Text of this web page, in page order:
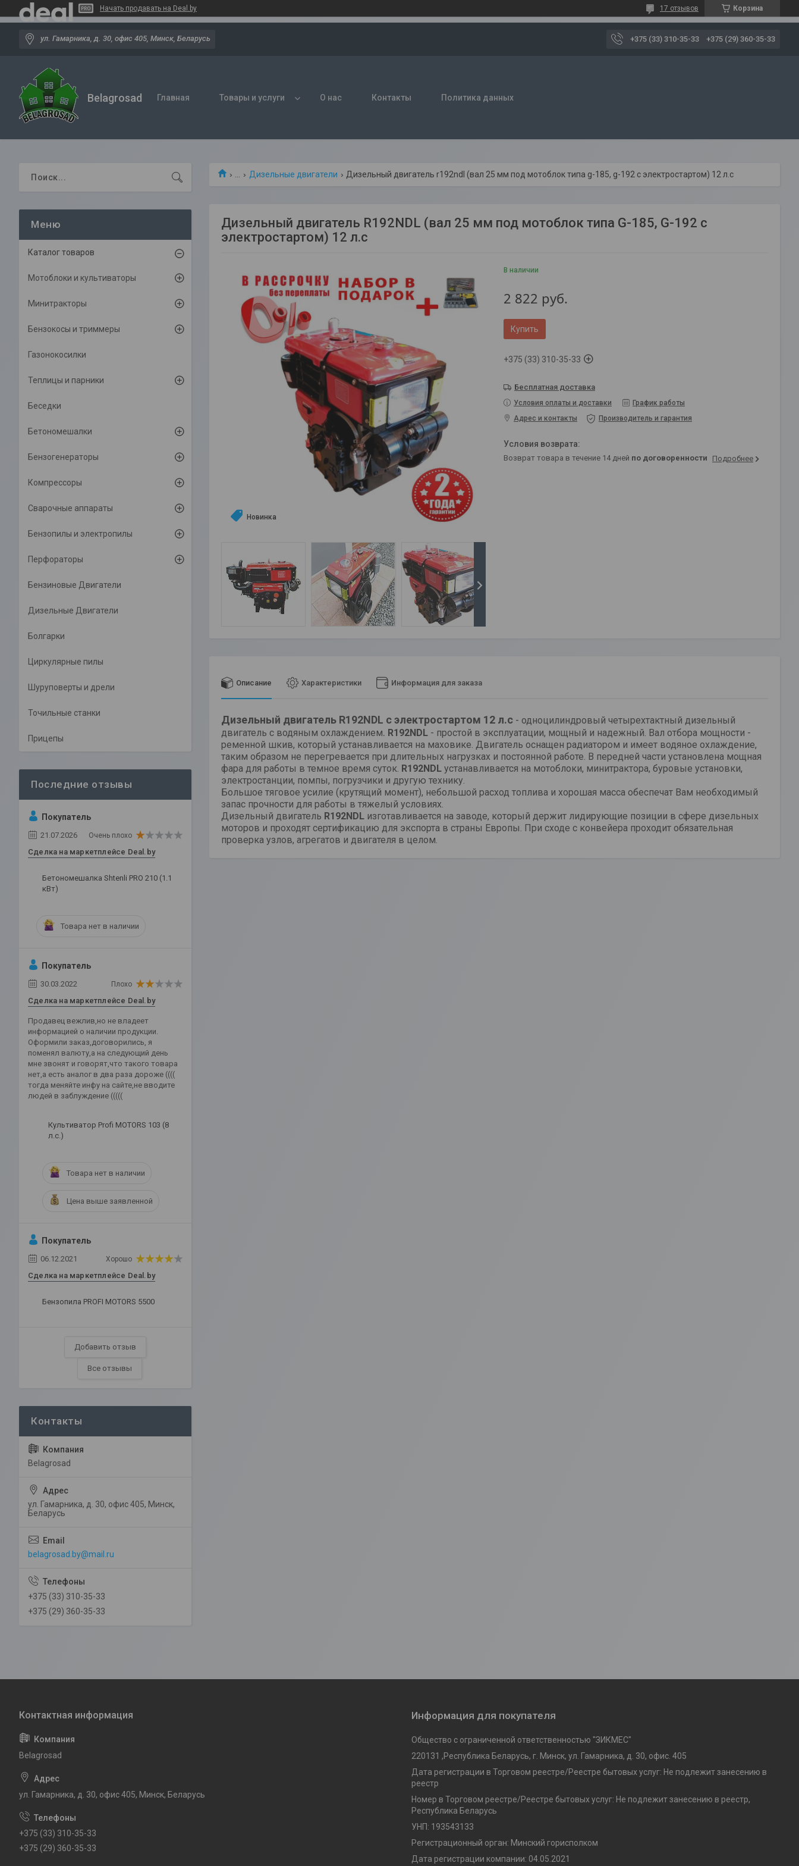
Начать продавать на Deal.by Корзина
17 отзывов
ул. Гамарника, д. 30, офис 405, Минск, Беларусь +375 (33) 310-35-33 +375 (29) 360-35-33
Belagrosad Главная Товары и услуги О нас Контакты Политика данных
Дизельные двигатели Дизельный двигатель r192ndl (вал 25 мм под мотоблок типа g-185, g-192 с электростартом) 12 л.с
Дизельный двигатель R192NDL (вал 25 мм под мотоблок типа G-185, G-192 с
электростартом) 12 л.с
Новинка
В наличии
2 822 руб.
Купить
+375 (33) 310-35-33
Бесплатная доставка
Условия оплаты и доставки
График работы
Адрес и контакты
Производитель и гарантия
возврат товара в течение 14 дней по договоренности Подробнее
Описание Характеристики Информация для заказа
Дизельный двигатель R192NDL с электростартом 12 л.с - одноцилиндровый четырехтактный дизельный
двигатель с водяным охлаждением. R192NDL - простой в эксплуатации, мощный и надежный. Вал отбора мощности -
ременной шкив, который устанавливается на маховике. Двигатель оснащен радиатором и имеет водяное охлаждение,
таким образом не перегревается при длительных нагрузках и постоянной работе. В передней части установлена мощная
фара для работы в темное время суток. R192NDL устанавливается на мотоблоки, минитрактора, буровые установки,
электростанции, помпы, погрузчики и другую технику.
Большое тяговое усилие (крутящий момент), небольшой расход топлива и хорошая масса обеспечат Вам необходимый
запас прочности для работы в тяжелый условиях.
Дизельный двигатель R192NDL изготавливается на заводе, который держит лидирующие позиции в сфере дизельных
моторов и проходят сертификацию для экспорта в страны Европы. При сходе с конвейера проходит обязательная
проверка узлов, агрегатов и двигателя в целом.
Каталог товаров
Мотоблоки и культиваторы
Минитракторы
Бензокосы и триммеры
Газонокосилки
Теплицы и парники
Беседки
Бетономешалки
Бензогенераторы
Компрессоры
Сварочные аппараты
Бензопилы и электропилы
Перфораторы
Бензиновые Двигатели
Дизельные Двигатели
Болгарки
Циркулярные пилы
Шуруповерты и дрели
Точильные станки
Прицепы
Покупатель
21.07.2026 Очень плохо
Сделка на маркетплейсе Deal.by
Бетономешалка Shtenli PRO 210 (1.1
кВт)
Товара нет в наличии
Покупатель
30.03.2022 Плохо
Сделка на маркетплейсе Deal.by
Продавец вежлив,но не владеет
информацией о наличии продукции.
Оформили заказ,договорились, я
поменял валюту,а на следующий день
мне звонят и говорят,что такого товара
нет,а есть аналог в два раза дороже ((((
тогда меняйте инфу на сайте,не вводите
людей в заблуждение (((((
Культиватор Profi MOTORS 103 (8
л.с.)
Товара нет в наличии
Цена выше заявленной
Покупатель
06.12.2021 Хорошо
Сделка на маркетплейсе Deal.by
Бензопила PROFI MOTORS 5500
Добавить отзыв
Все отзывы
Belagrosad
ул. Гамарника, д. 30, офис 405, Минск,
Беларусь
belagrosad.by@mail.ru
+375 (33) 310-35-33
+375 (29) 360-35-33
Belagrosad
ул. Гамарника, д. 30, офис 405, Минск, Беларусь
+375 (33) 310-35-33
+375 (29) 360-35-33
Информация для покупателя
Общество с ограниченной ответственностью "ЗИКМЕС"
220131 ,Республика Беларусь, г. Минск, ул. Гамарника, д. 30, офис. 405
Дата регистрации в Торговом реестре/Реестре бытовых услуг: Не подлежит занесению в
реестр
Номер в Торговом реестре/Реестре бытовых услуг: Не подлежит занесению в реестр,
Республика Беларусь
УНП: 193543133
Регистрационный орган: Минский горисполком
Дата регистрации компании: 04.05.2021